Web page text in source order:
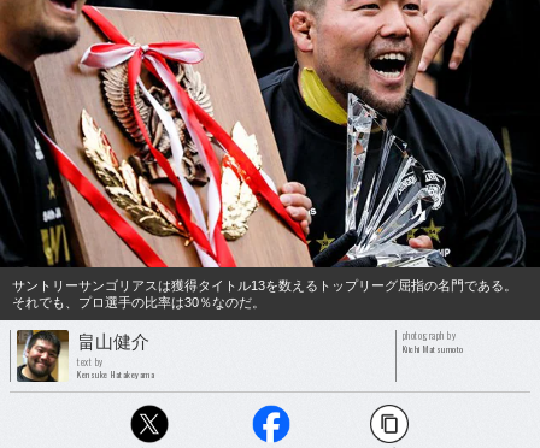
サントリーサンゴリアスは獲得タイトル13を数えるトップリーグ屈指の名門である。
それでも、プロ選手の比率は30％なのだ。
畠山健介
text by
Kensuke Hatakeyama
photograph by
Kiichi Matsumoto